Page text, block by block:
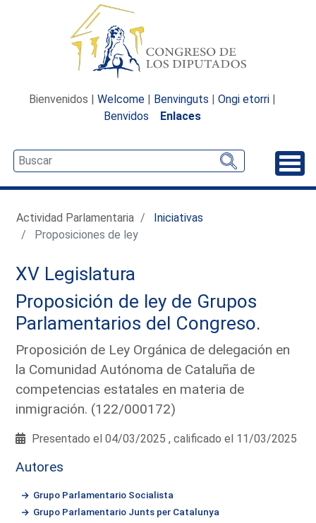
Bienvenidos | Welcome | Benvinguts | Ongi etorri |
Benvidos
Enlaces
Actividad Parlamentaria
Iniciativas
Proposiciones de ley
XV Legislatura
Proposición de ley de Grupos
Parlamentarios del Congreso.
Proposición de Ley Orgánica de delegación en
la Comunidad Autónoma de Cataluña de
competencias estatales en materia de
inmigración. (122/000172)
Presentado el 04/03/2025 , calificado el 11/03/2025
Autores
Grupo Parlamentario Socialista
Grupo Parlamentario Junts per Catalunya